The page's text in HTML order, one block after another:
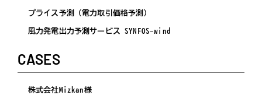
プライス予測（電力取引価格予測）
風力発電出力予測サービス SYNFOS-wind
CASES
株式会社Mizkan様